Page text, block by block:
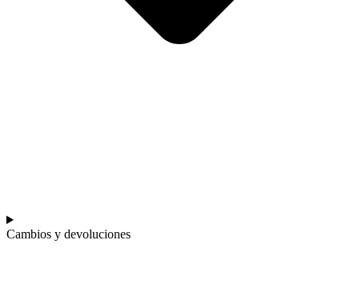
Cambios y devoluciones